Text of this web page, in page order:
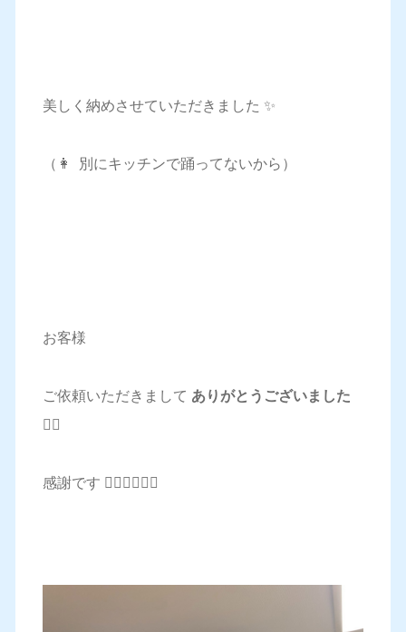
美しく納めさせていただきました ✨
（👩 別にキッチンで踊ってないから）
お客様
ご依頼いただきまして ありがとうございました
🙇‍♂️
感謝です 🙇‍♂️🙇‍♂️🙇‍♂️